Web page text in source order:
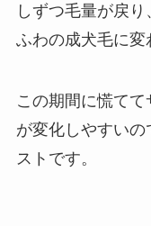
しずつ毛量が戻
ふわの成犬毛に変
この期間に慌て
が変化しやすい
ストです。